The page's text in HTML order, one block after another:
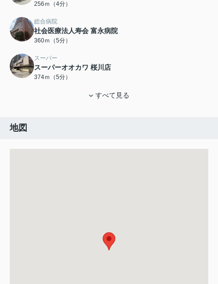
256ｍ（4分）
総合病院
社会医療法人寿会 富永病院
360ｍ（5分）
スーパー
スーパーオオカワ 桜川店
374ｍ（5分）
すべて見る
地図